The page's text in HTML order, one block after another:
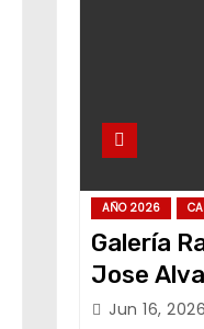
AÑO 2026
Galería
Jose
Jun 16, 2026